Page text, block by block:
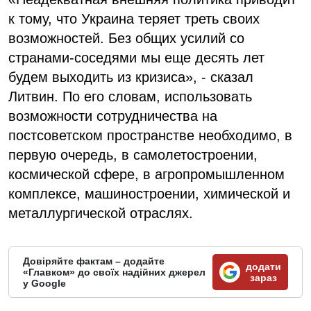
к тому, что Украина теряет треть своих
возможностей. Без общих усилий со
странами-соседями мы еще десять лет
будем выходить из кризиса», - сказал
Литвин. По его словам, использовать
возможности сотрудничества на
постсоветском пространстве необходимо, в
первую очередь, в самолетостроении,
космической сфере, в агропромышленном
комплексе, машиностроении, химической и
металлургической отраслях.
Довіряйте фактам – додайте
«Главком» до своїх надійних джерел
у Google
додати
зараз